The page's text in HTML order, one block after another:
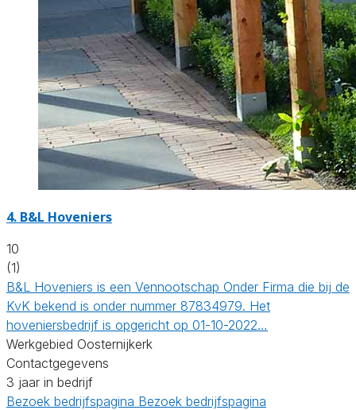
4. B&L Hoveniers
10
(1)
B&L Hoveniers is een Vennootschap Onder Firma die bij de
KvK bekend is onder nummer 87834979. Het
hoveniersbedrijf is opgericht op 01-10-2022…
Werkgebied Oosternijkerk
Contactgegevens
3 jaar in bedrijf
Bezoek bedrijfspagina Bezoek bedrijfspagina